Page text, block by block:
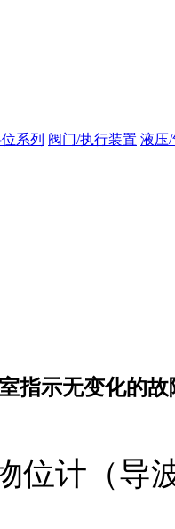
系列 阀门/执行装置 液压
指示无变化的故
位计（导